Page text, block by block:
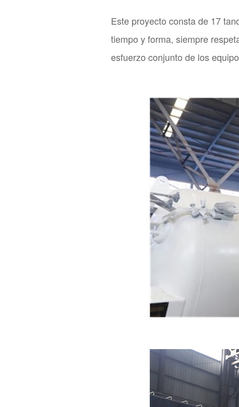
Este proyecto consta de 17
tiempo y forma, siempre
esfuerzo conjunto de los